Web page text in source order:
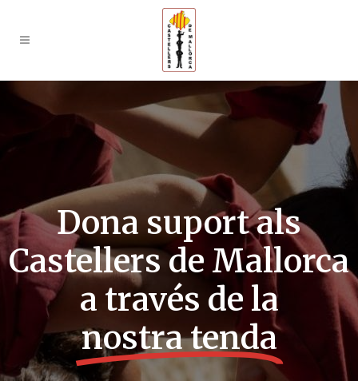
Dona suport als
Castellers de Mallorca
a través de la
nostra tenda